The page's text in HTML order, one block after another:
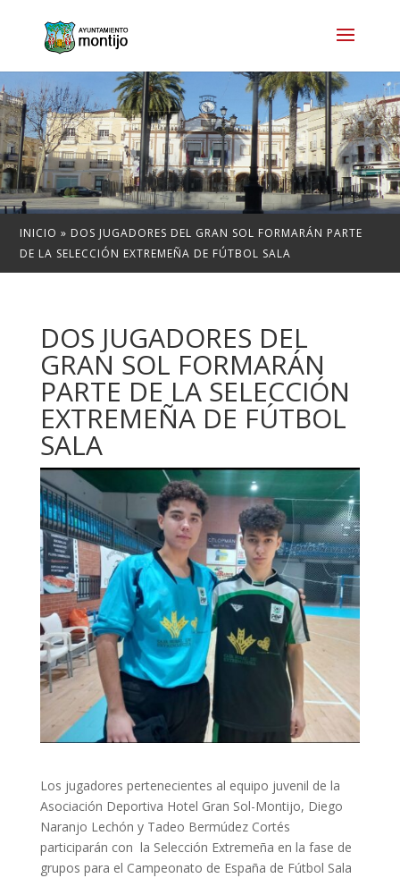
INICIO » DOS JUGADORES DEL GRAN SOL FORMARÁN PARTE
DE LA SELECCIÓN EXTREMEÑA DE FÚTBOL SALA
DOS JUGADORES DEL
GRAN SOL FORMARÁN
PARTE DE LA SELECCIÓN
EXTREMEÑA DE FÚTBOL
SALA
Los jugadores pertenecientes al equipo juvenil de la
Asociación Deportiva Hotel Gran Sol-Montijo, Diego
Naranjo Lechón y Tadeo Bermúdez Cortés
participarán con la Selección Extremeña en la fase de
grupos para el Campeonato de España de Fútbol Sala